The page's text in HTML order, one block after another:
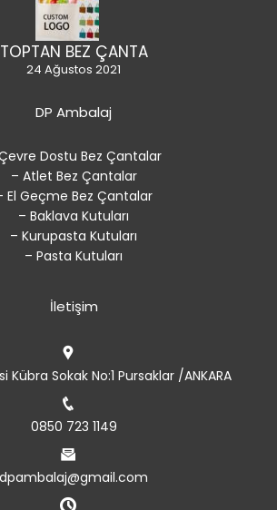
TOPTAN BEZ ÇANTA
24 Ağustos 2021
DP Ambalaj
Dostu Bez Çantalar
– Atlet Bez Çantalar
El Geçme Bez Çantalar
– Baklava Kutuları
– Kurupasta Kutuları
– Pasta Kutuları
İletişim
Kübra Sokak No:1 Pursaklar /ANKARA
0850 723 1149
dpambalaj@gmail.com